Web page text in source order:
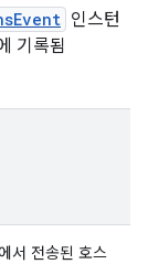
인스턴
기록됨
서 전송된 호스